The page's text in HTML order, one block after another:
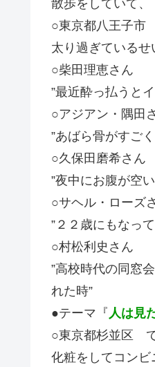
散歩をしていて
○東京都八王子市
太り過ぎている
○柴田理恵さん
”最近酔っ払うと
○アジアン・隅田
”あばら骨がすご
○久保田磨希さん
”夜中にお腹が空
○サヘル・ローズ
”２２歳にもなっ
○村松利史さん
”高校時代の同窓
れた時”
●テーマ『 人は見
○東京都杉並区 て
化粧をしてコンビ